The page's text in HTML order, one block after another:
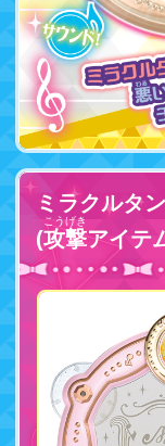
ミラクルタ
(攻撃
こうげき
アイテ